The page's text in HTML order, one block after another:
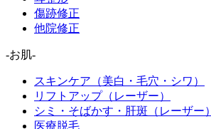
傷跡修正
他院修正
-お肌-
スキンケア（美白・毛穴・シワ）
リフトアップ（レーザー）
シミ・そばかす・肝斑（レーザー）
医療脱毛